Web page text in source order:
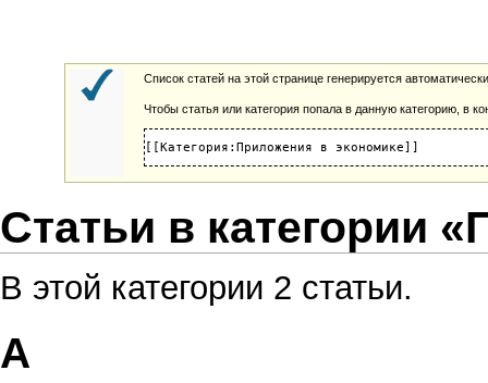
Список статей на этой странице генерируется
Чтобы статья или категория попала в данную категорию, в
Статьи в категории
В этой категории 2 статьи.
А